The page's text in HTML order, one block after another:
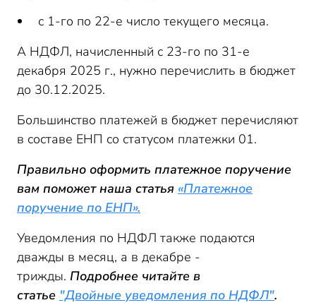
с 1-го по 22-е число текущего месяца.
А НДФЛ, начисленный с 23-го по 31-е
декабря 2025 г., нужно перечислить в бюджет
до 30.12.2025.
Большинство платежей в бюджет перечисляют
в составе ЕНП со статусом платежки 01.
Правильно оформить платежное поручение
вам поможет наша статья «Платежное
поручение по ЕНП».
Уведомления по НДФЛ также подаются
дважды в месяц, а в декабре -
трижды. Подробнее читайте в
статье "Двойные уведомления по НДФЛ".